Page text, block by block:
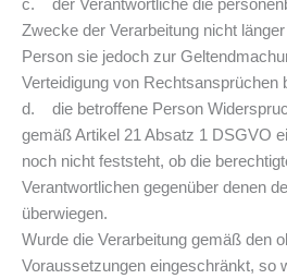
c. der Verantwortliche die
Zwecke der Verarbeitung nicht
Person sie jedoch zur
Verteidigung von Rechtsansprüchen
d. die betroffene Person
gemäß Artikel 21 Absatz 1 DSGVO
noch nicht feststeht, ob die
Verantwortlichen gegenüber denen
überwiegen.
Wurde die Verarbeitung gemäß den
Voraussetzungen eingeschränkt, so